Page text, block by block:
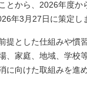
から、2026年度か
年3月27日に策定し
とした仕組みや慣
、家庭、地域、学校
に向けた取組みを進め